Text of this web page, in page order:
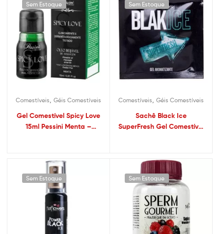
Sem Estoque
Comestíveis, Géis Comestíveis
Gel Comestível Spicy Love
15ml Pessini Menta –
Sem Estoque
Comestíveis, Géis Comestíveis
Sachê Black Ice
SuperFresh Gel Comestível
Sem Estoque Sem Estoque